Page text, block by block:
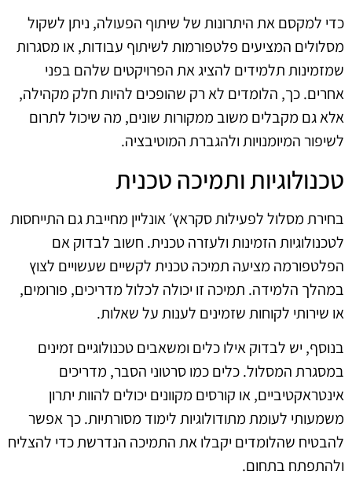
כדי למקסם את היתרונות של שיתוף הפעולה, ניתן לשקול
מסלולים המציעים פלטפורמות לשיתוף עבודות, או מסגרות
שמזמינות תלמידים להציג את הפרויקטים שלהם בפני
אחרים. כך, הלומדים לא רק שהופכים להיות חלק מקהילה,
אלא גם מקבלים משוב ממקורות שונים, מה שיכול לתרום
לשיפור המיומנויות ולהגברת המוטיבציה.
טכנולוגיות ותמיכה טכנית
בחירת מסלול לפעילות סקראץ׳ אונליין מחייבת גם התייחסות
לטכנולוגיות הזמינות ולעזרה טכנית. חשוב לבדוק אם
הפלטפורמה מציעה תמיכה טכנית לקשיים שעשויים לצוץ
במהלך הלמידה. תמיכה זו יכולה לכלול מדריכים, פורומים,
או שירותי לקוחות שזמינים לענות על שאלות.
בנוסף, יש לבדוק אילו כלים ומשאבים טכנולוגיים זמינים
במסגרת המסלול. כלים כמו סרטוני הסבר, מדריכים
אינטראקטיביים, או קורסים מקוונים יכולים להוות יתרון
משמעותי לעומת מתודולוגיות לימוד מסורתיות. כך אפשר
להבטיח שהלומדים יקבלו את התמיכה הנדרשת כדי להצליח
ולהתפתח בתחום.